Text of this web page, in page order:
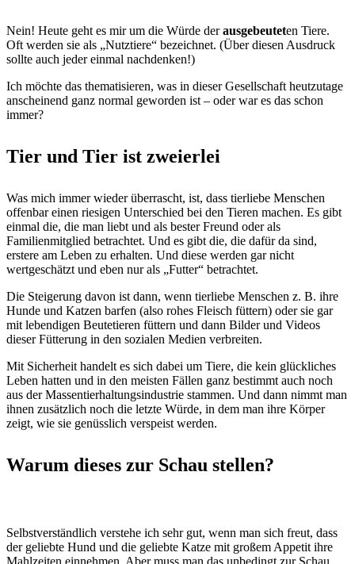
Nein! Heute geht es mir um die Würde derausgebeuteten Tiere.
Oft werden sie als „Nutztiere“ bezeichnet. (Über diesen Ausdruck
sollte auch jeder einmal nachdenken!)
Ich möchte das thematisieren, was in dieser Gesellschaft heutzutage
anscheinend ganz normal geworden ist – oder war es das schon
immer?
Tier und Tier ist zweierlei
Was mich immer wieder überrascht, ist, dass tierliebe Menschen
offenbar einen riesigen Unterschied bei den Tieren machen. Es gibt
einmal die, die man liebt und als bester Freund oder als
Familienmitglied betrachtet. Und es gibt die, die dafür da sind,
erstere am Leben zu erhalten. Und diese werden gar nicht
wertgeschätzt und eben nur als „Futter“ betrachtet.
Die Steigerung davon ist dann, wenn tierliebe Menschen z. B. ihre
Hunde und Katzen barfen (also rohes Fleisch füttern) oder sie gar
mit lebendigen Beutetieren füttern und dann Bilder und Videos
dieser Fütterung in den sozialen Medien verbreiten.
Mit Sicherheit handelt es sich dabei um Tiere, die kein glückliches
Leben hatten und in den meisten Fällen ganz bestimmt auch noch
aus der Massentierhaltungsindustrie stammen. Und dann nimmt man
ihnen zusätzlich noch die letzte Würde, in dem man ihre Körper
zeigt, wie sie genüsslich verspeist werden.
Warum dieses zur Schau stellen?
Selbstverständlich verstehe ich sehr gut, wenn man sich freut, dass
der geliebte Hund und die geliebte Katze mit großem Appetit ihre